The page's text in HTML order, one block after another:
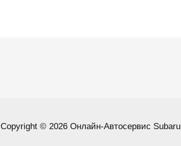
Copyright © 2026 Онлайн-Автосервис Subaru